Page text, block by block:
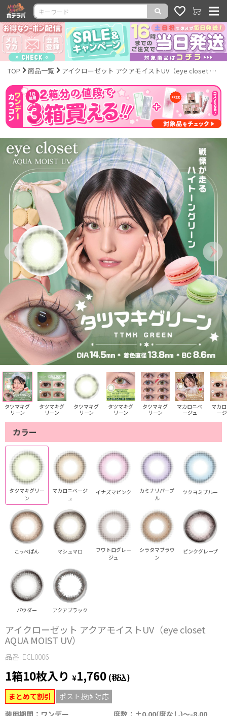
TOP 商品一覧 アイクローゼット アクアモイストUV（eye closet AQUA MOIST UV）
タツマキグ
リーン
タツマキグ
リーン
タツマキグ
リーン
タツマキグ
リーン
タツマキグ
リーン
マカロニベ
ージュ
マカ
ー
カラー
タツマキグリー
ン
マカロニベージ
ュ
イナズマピンク
カミナリパープ
ル
ツクヨミブルー
こっぺぱん マシュマロ
フワトログレー
ジュ
シラタマブラウ
ン
ピンクグレープ
パウダー アクアブラック
アイクローゼット アクアモイストUV（eye closet
AQUA MOIST UV）
品番: ECL0006
1箱10枚入り ¥1,760 (税込)
まとめて割引
ポスト投函対応
装用期間：ワンデー
度数：±0.00(度なし)～-8.00